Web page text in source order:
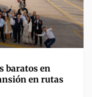
baratos en
en rutas